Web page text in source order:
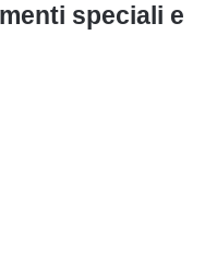
speciali e